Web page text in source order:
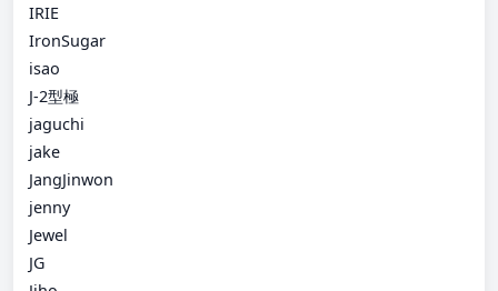
IRIE
IronSugar
isao
J-2型極
jaguchi
jake
JangJinwon
jenny
Jewel
JG